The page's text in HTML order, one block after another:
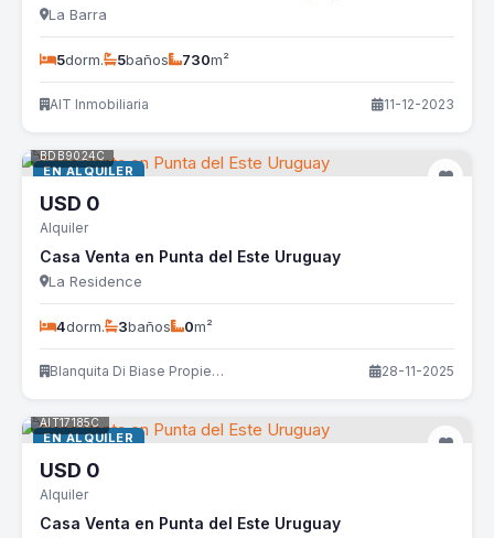
La Barra
5dorm. 5baños 730m²
AIT Inmobiliaria 11-12-2023
EN ALQUILER
BDB9024C
USD 0
Alquiler
Casa Venta en Punta del Este Uruguay
La Residence
4dorm. 3baños 0m²
Blanquita Di Biase Propiedades 28-11-2025
EN ALQUILER
AIT17185C
USD 0
Alquiler
Casa Venta en Punta del Este Uruguay